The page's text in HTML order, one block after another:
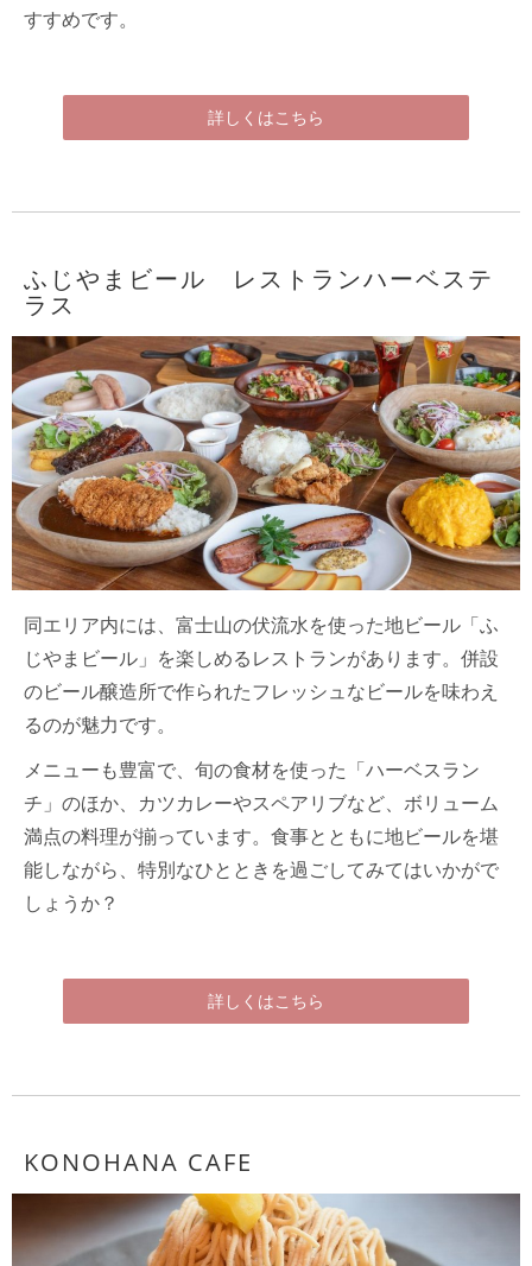
すすめです。
詳しくはこちら
ふじやまビール レストランハーベステ
ラス
同エリア内には、富士山の伏流水を使った地ビール「ふ
じやまビール」を楽しめるレストランがあります。併設
のビール醸造所で作られたフレッシュなビールを味わえ
るのが魅力です。
メニューも豊富で、旬の食材を使った「ハーベスラン
チ」のほか、カツカレーやスペアリブなど、ボリューム
満点の料理が揃っています。食事とともに地ビールを堪
能しながら、特別なひとときを過ごしてみてはいかがで
しょうか？
詳しくはこちら
KONOHANA CAFE